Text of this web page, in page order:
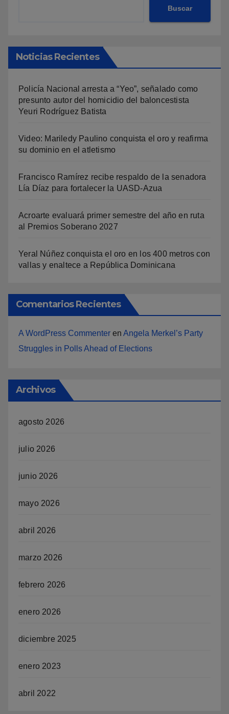
Buscar
Noticias Recientes
Policía Nacional arresta a “Yeo”, señalado como
presunto autor del homicidio del baloncestista
Yeuri Rodríguez Batista
Video: Mariledy Paulino conquista el oro y reafirma
su dominio en el atletismo
Francisco Ramírez recibe respaldo de la senadora
Lía Díaz para fortalecer la UASD-Azua
Acroarte evaluará primer semestre del año en ruta
al Premios Soberano 2027
Yeral Núñez conquista el oro en los 400 metros con
vallas y enaltece a República Dominicana
Comentarios Recientes
A WordPress Commenter en Angela Merkel’s Party
Struggles in Polls Ahead of Elections
Archivos
agosto 2026
julio 2026
junio 2026
mayo 2026
abril 2026
marzo 2026
febrero 2026
enero 2026
diciembre 2025
enero 2023
abril 2022